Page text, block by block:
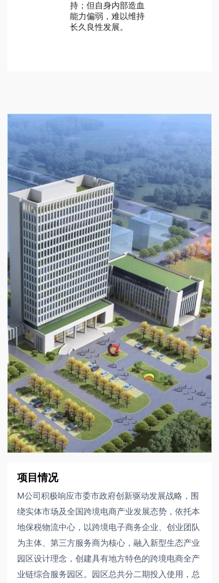
持；但自身内部造血
能力偏弱，难以维持
长久良性发展。
项目情况
M公司积极响应市委市政府创新驱动发展战略，围
绕实体市场及全国跨境电商产业发展态势，依托本
地保税物流中心，以跨境电子商务企业、创业团队
为主体、第三方服务商为核心，融入新型生态产业
园区设计理念，创建具有地方特色的跨境电商全产
业链综合服务园区。园区总共分二期投入使用，总